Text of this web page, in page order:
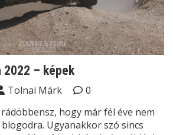
2022 – képek
Tolnai Márk
0
hogy már fél éve nem
Ugyanakkor szó sincs